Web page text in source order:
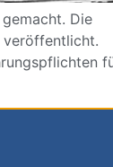
Die
veröffentlicht.